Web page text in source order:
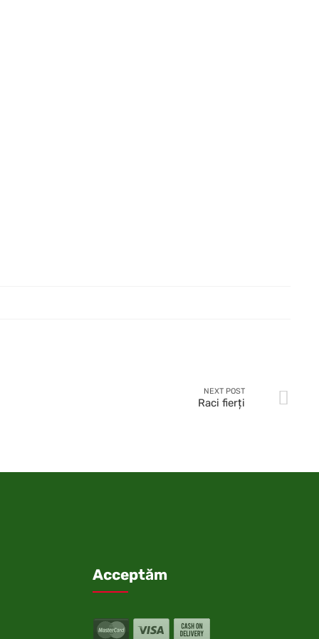
NEXT POST
Raci fierţi
Acceptăm